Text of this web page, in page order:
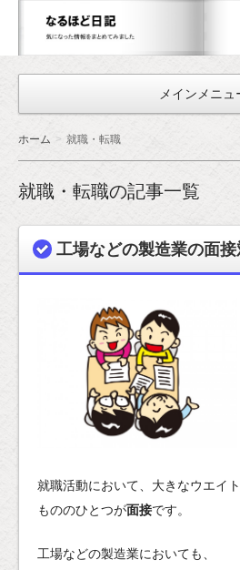
な
る
ほ
日
記
メインメニュ
ホーム 就職・転職
就職・転職の記事一覧
工場などの製造業の面
就職活動において、大きなウエイ
もののひとつが面接です。
工場などの製造業においても、